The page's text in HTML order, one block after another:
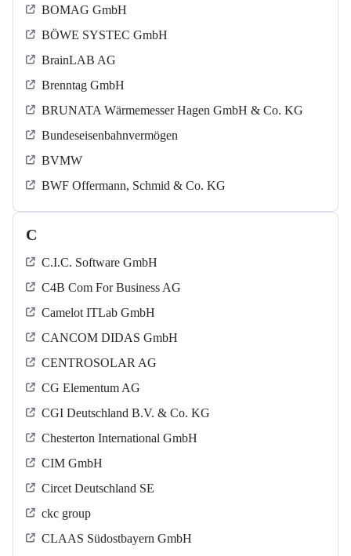
BOMAG GmbH
BÖWE SYSTEC GmbH
BrainLAB AG
Brenntag GmbH
BRUNATA Wärmemesser Hagen GmbH & Co. KG
Bundeseisenbahnvermögen
BVMW
BWF Offermann, Schmid & Co. KG
C
C.I.C. Software GmbH
C4B Com For Business AG
Camelot ITLab GmbH
CANCOM DIDAS GmbH
CENTROSOLAR AG
CG Elementum AG
CGI Deutschland B.V. & Co. KG
Chesterton International GmbH
CIM GmbH
Circet Deutschland SE
ckc group
CLAAS Südostbayern GmbH